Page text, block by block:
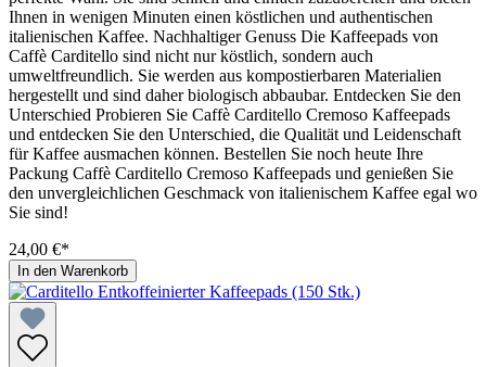
Ihnen in wenigen Minuten einen köstlichen und authentischen
italienischen Kaffee. Nachhaltiger Genuss Die Kaffeepads von
Caffè Carditello sind nicht nur köstlich, sondern auch
umweltfreundlich. Sie werden aus kompostierbaren Materialien
hergestellt und sind daher biologisch abbaubar. Entdecken Sie den
Unterschied Probieren Sie Caffè Carditello Cremoso Kaffeepads
und entdecken Sie den Unterschied, die Qualität und Leidenschaft
für Kaffee ausmachen können. Bestellen Sie noch heute Ihre
Packung Caffè Carditello Cremoso Kaffeepads und genießen Sie
den unvergleichlichen Geschmack von italienischem Kaffee egal wo
Sie sind!
24,00 €*
In den Warenkorb